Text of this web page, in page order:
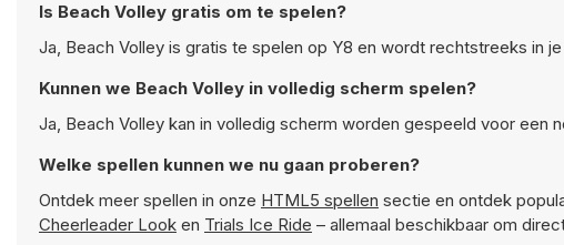
Is Beach Volley gratis om te spelen?
Ja, Beach Volley is gratis te spelen op Y8 en wordt rechtstreeks in
Kunnen we Beach Volley in volledig scherm spelen?
Ja, Beach Volley kan in volledig scherm worden gespeeld voor een
Welke spellen kunnen we nu gaan proberen?
Ontdek meer spellen in onze HTML5 spellen sectie en ontdek
Cheerleader Look en Trials Ice Ride – allemaal beschikbaar om